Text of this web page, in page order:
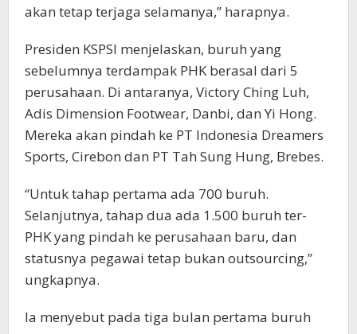
akan tetap terjaga selamanya,” harapnya.
Presiden KSPSI menjelaskan, buruh yang
sebelumnya terdampak PHK berasal dari 5
perusahaan. Di antaranya, Victory Ching Luh,
Adis Dimension Footwear, Danbi, dan Yi Hong.
Mereka akan pindah ke PT Indonesia Dreamers
Sports, Cirebon dan PT Tah Sung Hung, Brebes.
“Untuk tahap pertama ada 700 buruh.
Selanjutnya, tahap dua ada 1.500 buruh ter-
PHK yang pindah ke perusahaan baru, dan
statusnya pegawai tetap bukan outsourcing,”
ungkapnya.
Ia menyebut pada tiga bulan pertama buruh